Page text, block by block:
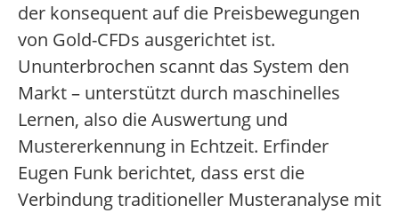
der konsequent auf die Preisbewegungen
von Gold-CFDs ausgerichtet ist.
Ununterbrochen scannt das System den
Markt – unterstützt durch maschinelles
Lernen, also die Auswertung und
Mustererkennung in Echtzeit. Erfinder
Eugen Funk berichtet, dass erst die
Verbindung traditioneller Musteranalyse mit